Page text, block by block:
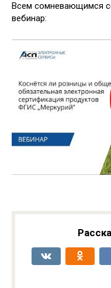
Всем сомневающимся
вебинар: